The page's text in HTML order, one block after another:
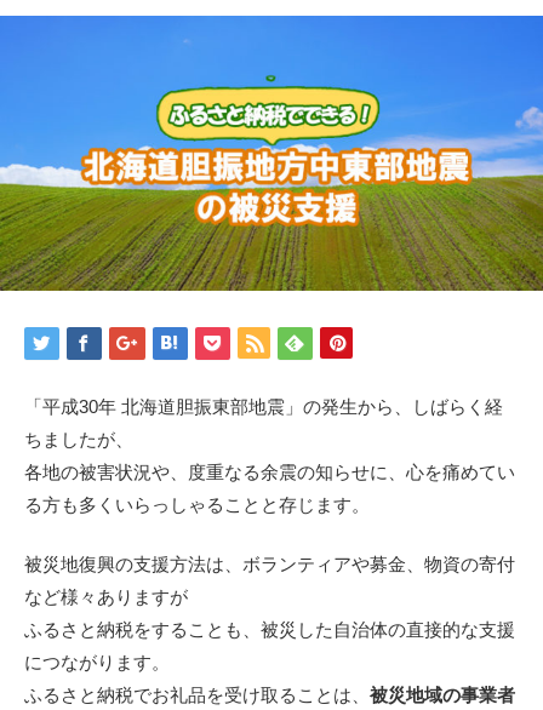
「平成30年 北海道胆振東部地震」の発生から、しばらく経
ちましたが、
各地の被害状況や、度重なる余震の知らせに、心を痛めてい
る方も多くいらっしゃることと存じます。
被災地復興の支援方法は、ボランティアや募金、物資の寄付
など様々ありますが
ふるさと納税をすることも、被災した自治体の直接的な支援
につながります。
ふるさと納税でお礼品を受け取ることは、 被災地域の事業者